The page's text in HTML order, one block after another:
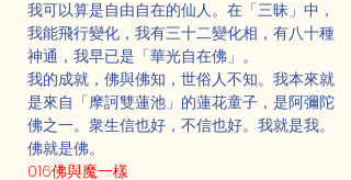
我可以算是自由自在的仙人。在「三昧」中，
我能飛行變化，我有三十二變化相，有八十種
神通，我早已是「華光自在佛」。
我的成就，佛與佛知，世俗人不知。我本來就
是來自「摩訶雙蓮池」的蓮花童子，是阿彌陀
佛之一。衆生信也好，不信也好。我就是我。
佛就是佛。
016佛與魔一樣